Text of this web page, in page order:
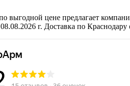
цене предлагает
г. Доставка по Краснодару